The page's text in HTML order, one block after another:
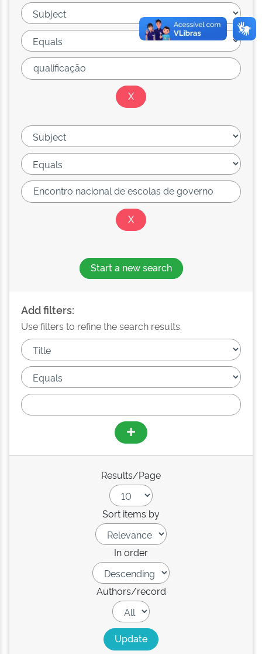
Start a new search
Add filters:
Use filters to refine the search results.
Results/Page
Sort items by
In order
Authors/record